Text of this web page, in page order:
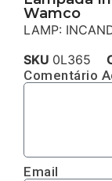
Wamco
LAMP:
SKU 0L365
Comentário
Email